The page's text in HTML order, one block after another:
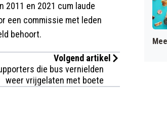
2011 en 2021 cum laude
een commissie met leden
behoort.
Volgend artikel
die bus vernielden
weer vrijgelaten met boete